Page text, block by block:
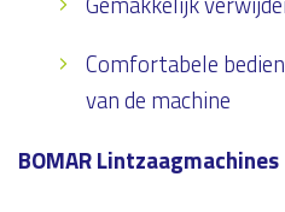
Comfortabele
van de machine
BOMAR Lintzaagmachines